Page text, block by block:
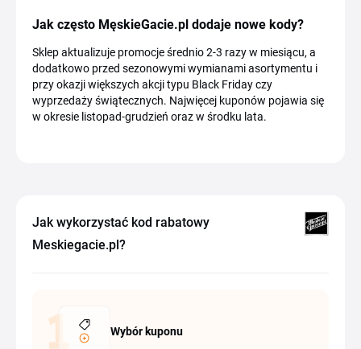
Jak często MęskieGacie.pl dodaje nowe kody?
Sklep aktualizuje promocje średnio 2-3 razy w miesiącu, a
dodatkowo przed sezonowymi wymianami asortymentu i
przy okazji większych akcji typu Black Friday czy
wyprzedaży świątecznych. Najwięcej kuponów pojawia się
w okresie listopad-grudzień oraz w środku lata.
Jak wykorzystać kod rabatowy
Meskiegacie.pl?
Wybór kuponu